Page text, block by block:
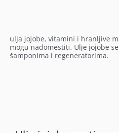
ulja jojobe, vitamini i hranljive
mogu nadomestiti. Ulje jojobe
šamponima i regeneratorima.